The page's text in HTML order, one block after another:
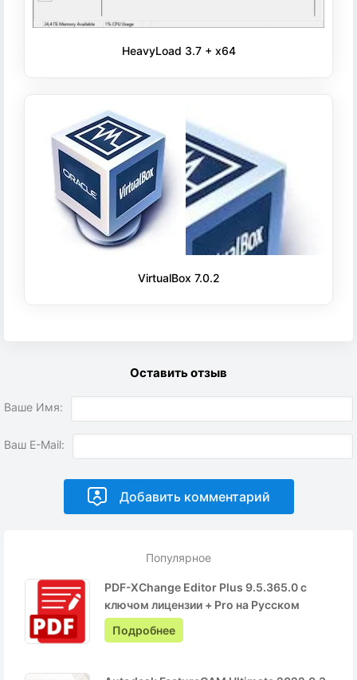
Популярное
PDF-XChange Editor Plus 9.5.365.0 с
ключом лицензии + Pro на Русском
Подробнее
HeavyLoad 3.7 + x64
VirtualBox 7.0.2
Оставить отзыв
Ваше Имя:
Ваш E-Mail: